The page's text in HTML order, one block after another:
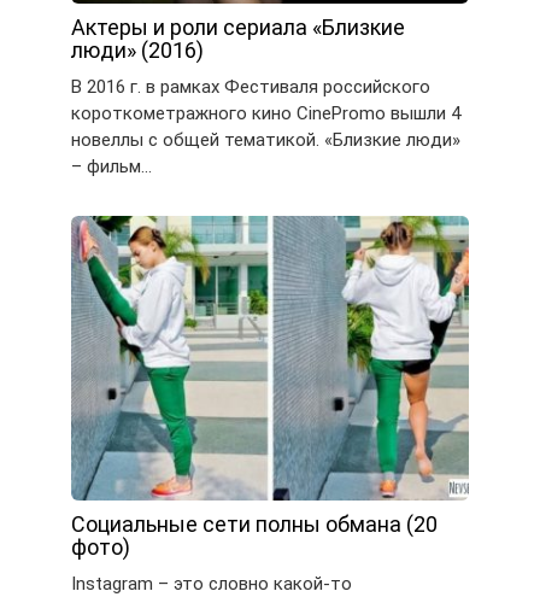
Актеры и роли сериала «Близкие
люди» (2016)
В 2016 г. в рамках Фестиваля российского
короткометражного кино CinePromo вышли 4
новеллы с общей тематикой. «Близкие люди»
– фильм…
Социальные сети полны обмана (20
фото)
Instagram – это словно какой-то